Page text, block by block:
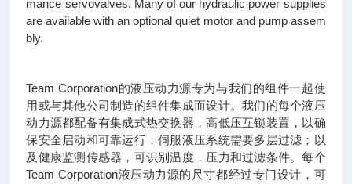
mance servovalves. Many of our hydraulic power supplies
are available with an optional quiet motor and pump assem
bly.
Team Corporation的液压动力源专为与我们的组件一起使
用或与其他公司制造的组件集成而设计。我们的每个液压
动力源都配备有集成式热交换器，高低压互锁装置，以确
保安全启动和可靠运行；伺服液压系统需要多层过滤；以
及健康监测传感器，可识别温度，压力和过滤条件。每个
Team Corporation液压动力源的尺寸都经过专门设计，可